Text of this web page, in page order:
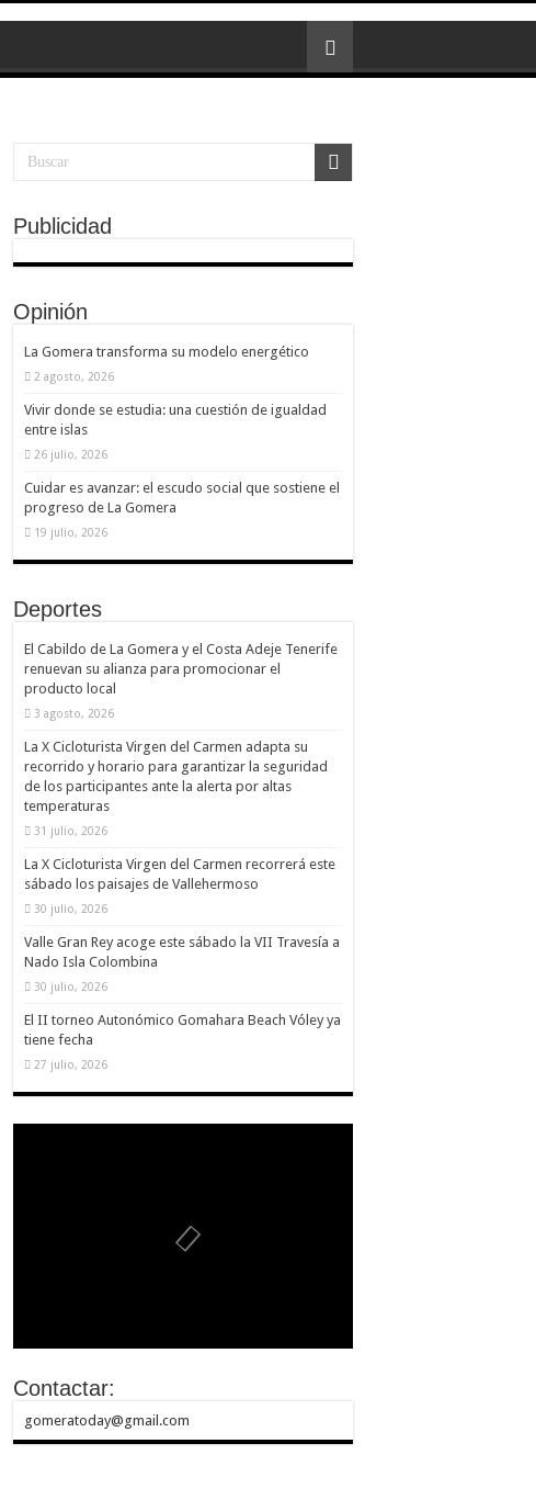
Publicidad
Opinión
La Gomera transforma su modelo energético
2 agosto, 2026
Vivir donde se estudia: una cuestión de igualdad
entre islas
26 julio, 2026
Cuidar es avanzar: el escudo social que sostiene el
progreso de La Gomera
19 julio, 2026
Deportes
El Cabildo de La Gomera y el Costa Adeje Tenerife
renuevan su alianza para promocionar el
producto local
3 agosto, 2026
La X Cicloturista Virgen del Carmen adapta su
recorrido y horario para garantizar la seguridad
de los participantes ante la alerta por altas
temperaturas
31 julio, 2026
La X Cicloturista Virgen del Carmen recorrerá este
sábado los paisajes de Vallehermoso
30 julio, 2026
Valle Gran Rey acoge este sábado la VII Travesía a
Nado Isla Colombina
30 julio, 2026
El II torneo Autonómico Gomahara Beach Vóley ya
tiene fecha
27 julio, 2026
Contactar:
gomeratoday@gmail.com